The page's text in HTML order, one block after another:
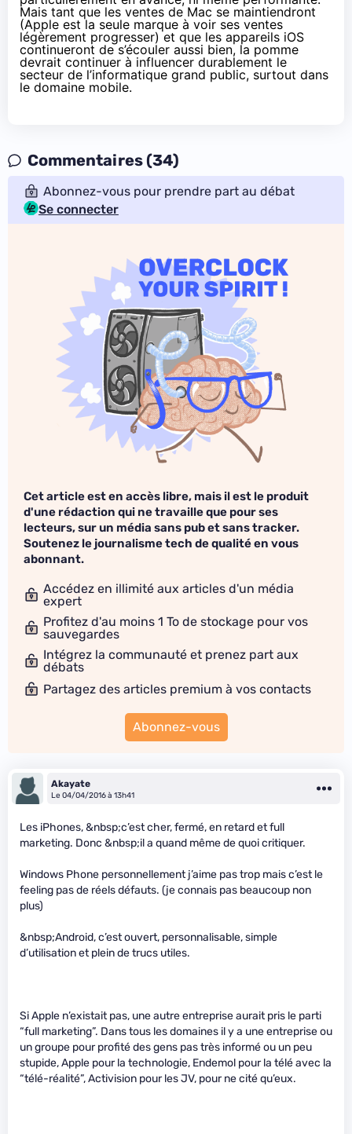
Mais tant que les ventes de Mac se maintiendront
(Apple est la seule marque à voir ses ventes
légèrement progresser) et que les appareils iOS
continueront de s’écouler aussi bien, la pomme
devrait continuer à influencer durablement le
secteur de l’informatique grand public, surtout dans
le domaine mobile.
Commentaires (34)
Abonnez-vous pour prendre part au débat
Se connecter
Cet article est en accès libre, mais il est le produit
d'une rédaction qui ne travaille que pour ses
lecteurs, sur un média sans pub et sans tracker.
Soutenez le journalisme tech de qualité en vous
abonnant.
Accédez en illimité aux articles d'un média
expert
Profitez d'au moins 1 To de stockage pour vos
sauvegardes
Intégrez la communauté et prenez part aux
débats
Partagez des articles premium à vos contacts
Abonnez-vous
Akayate
Le 04/04/2016 à 13h41
Les iPhones, &nbsp;c’est cher, fermé, en retard et full
marketing. Donc &nbsp;il a quand même de quoi critiquer.
Windows Phone personnellement j’aime pas trop mais c’est le
feeling pas de réels défauts. (je connais pas beaucoup non
plus)
&nbsp;Android, c’est ouvert, personnalisable, simple
d’utilisation et plein de trucs utiles.
Si Apple n’existait pas, une autre entreprise aurait pris le parti
“full marketing”. Dans tous les domaines il y a une entreprise ou
un groupe pour profité des gens pas très informé ou un peu
stupide, Apple pour la technologie, Endemol pour la télé avec la
“télé-réalité”, Activision pour les JV, pour ne cité qu’eux.